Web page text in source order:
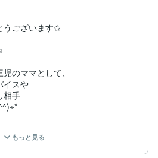
うございます✩
のママとして、
イスや
相手
っている方。
い！と思ってる歯科スタッフの
もっと見る